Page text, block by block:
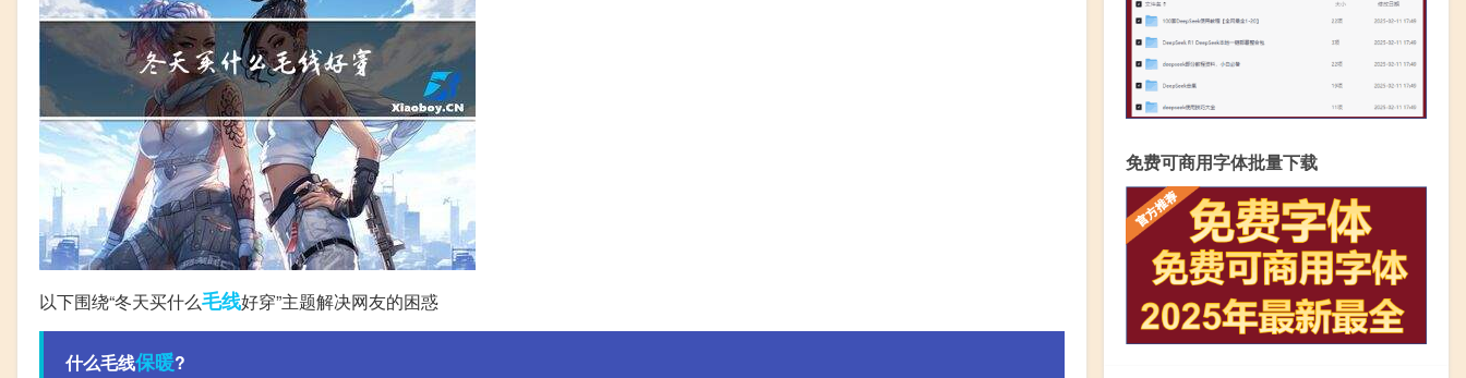
以下围绕“冬天买什么毛线好穿”主题解决网友的困惑
什么毛线保暖?
免费可商用字体批量下载